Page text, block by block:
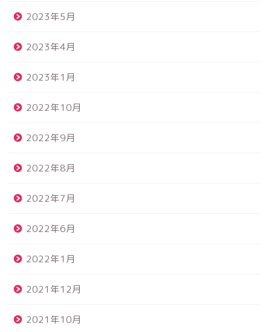
2023年5月
2023年4月
2023年1月
2022年10月
2022年9月
2022年8月
2022年7月
2022年6月
2022年1月
2021年12月
2021年10月